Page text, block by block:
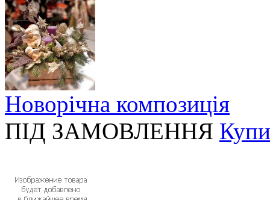
Новорічна композиція
ПІД ЗАМОВЛЕННЯ